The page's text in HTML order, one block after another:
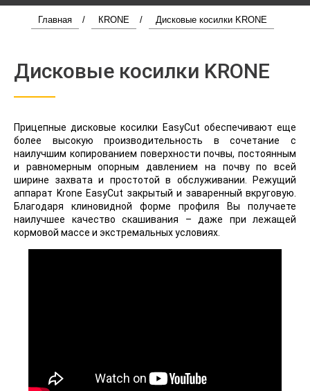
Главная / КRONE / Дисковые косилки KRONE
Дисковые косилки KRONE
Прицепные дисковые косилки EasyCut обеспечивают еще
более высокую производительность в сочетание с
наилучшим копированием поверхности почвы, постоянным
и равномерным опорным давлением на почву по всей
ширине захвата и простотой в обслуживании. Режущий
аппарат Krone EasyCut закрытый и заваренный вкруговую.
Благодаря клиновидной форме профиля Вы получаете
наилучшее качество скашивания – даже при лежащей
кормовой массе и экстремальных условиях.